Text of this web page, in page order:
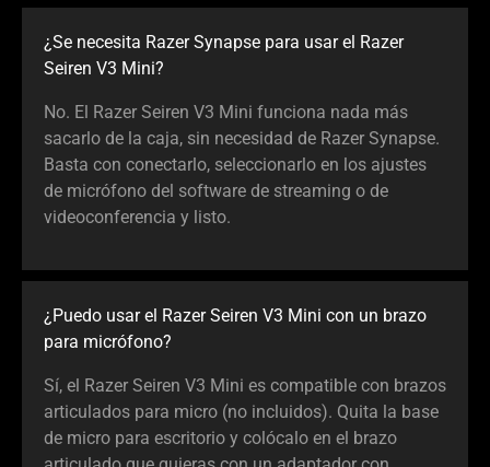
¿Se necesita Razer Synapse para usar el Razer
Seiren V3 Mini?
No. El Razer Seiren V3 Mini funciona nada más
sacarlo de la caja, sin necesidad de Razer Synapse.
Basta con conectarlo, seleccionarlo en los ajustes
de micrófono del software de streaming o de
videoconferencia y listo.
¿Puedo usar el Razer Seiren V3 Mini con un brazo
para micrófono?
Sí, el Razer Seiren V3 Mini es compatible con brazos
articulados para micro (no incluidos). Quita la base
de micro para escritorio y colócalo en el brazo